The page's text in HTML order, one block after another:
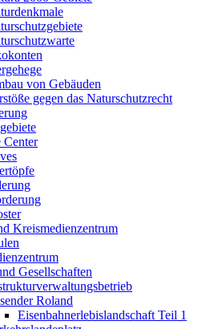
von Gebäuden
gegen das Naturschutzrecht
Center
Kreismedienzentrum
Gesellschaften
Roland
Eisenbahnerlebis­landschaft Teil 1